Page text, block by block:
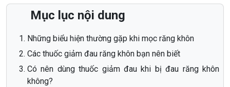
Mục lục nội dung
Những biểu hiện thường gặp khi mọc răng khôn
Các thuốc giảm đau răng khôn bạn nên biết
Có nên dùng thuốc giảm đau khi bị đau răng khôn
không?